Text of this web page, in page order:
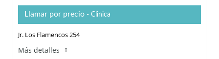
Llamar por precio - Clinica
Jr. Los Flamencos 254
Más detalles